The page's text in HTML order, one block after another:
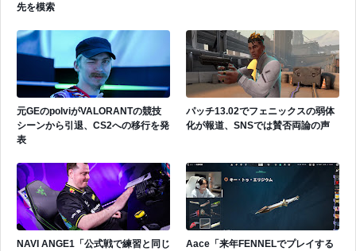
先を模索
元GEのpolviがVALORANTの競技
シーンから引退、CS2への移行を発
表
パッチ13.02でフェニックスの弱体
化が報道、SNSでは賛否両論の声
NAVI ANGE1「公式戦で練習と同じ
Aace「来年FENNELでプレイする